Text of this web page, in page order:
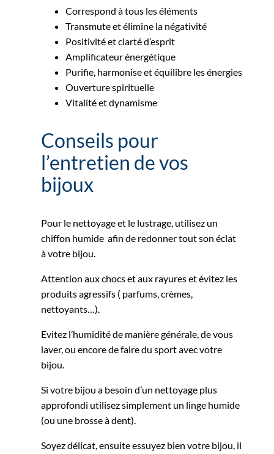
Correspond à tous les éléments
Transmute et élimine la négativité
Positivité et clarté d’esprit
Amplificateur énergétique
Purifie, harmonise et équilibre les énergies
Ouverture spirituelle
Vitalité et dynamisme
Conseils pour
l’entretien de vos
bijoux
Pour le nettoyage et le lustrage, utilisez un
chiffon humide afin de redonner tout son éclat
à votre bijou.
Attention aux chocs et aux rayures et évitez les
produits agressifs ( parfums, crèmes,
nettoyants…).
Evitez l’humidité de manière générale, de vous
laver, ou encore de faire du sport avec votre
bijou.
Si votre bijou a besoin d’un nettoyage plus
approfondi utilisez simplement un linge humide
(ou une brosse à dent).
Soyez délicat, ensuite essuyez bien votre bijou, il